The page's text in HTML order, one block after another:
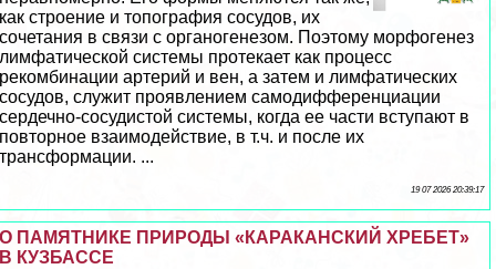
как строение и топография сосудов, их
сочетания в связи с органогенезом. Поэтому морфогенез
лимфатической системы протекает как процесс
рекомбинации артерий и вен, а затем и лимфатических
сосудов, служит проявлением самодифференциации
сердечно-сосудистой системы, когда ее части вступают в
повторное взаимодействие, в т.ч. и после их
трaнcформации. ...
19 07 2026 20:39:17
О ПАМЯТНИКЕ ПРИРОДЫ «КАРАКАНСКИЙ ХРЕБЕТ»
В КУЗБАССЕ